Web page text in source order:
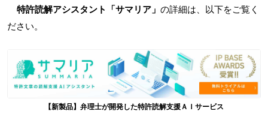
特許読解アシスタント「サマリア」 の詳細は、以下をご覧く
ださい。
【新製品】弁理士が開発した特許読解支援ＡＩサービス